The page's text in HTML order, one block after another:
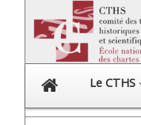
Le CTHS